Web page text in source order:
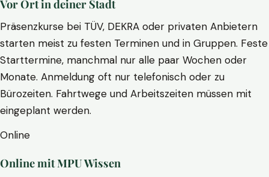
Vor Ort in deiner Stadt
Präsenzkurse bei TÜV, DEKRA oder privaten Anbietern
starten meist zu festen Terminen und in Gruppen. Feste
Starttermine, manchmal nur alle paar Wochen oder
Monate. Anmeldung oft nur telefonisch oder zu
Bürozeiten. Fahrtwege und Arbeitszeiten müssen mit
eingeplant werden.
Online
Online mit MPU Wissen